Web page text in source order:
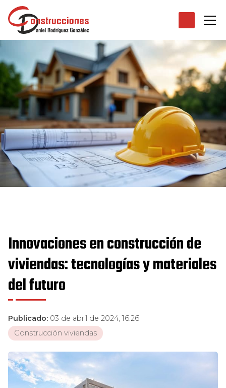
Innovaciones en construcción de
viviendas: tecnologías y materiales
del futuro
Publicado: 03 de abril de 2024, 16:26
Construcción viviendas